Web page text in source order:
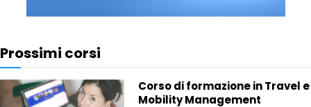
Prossimi corsi
Corso di formazione in Travel e
Mobility Management